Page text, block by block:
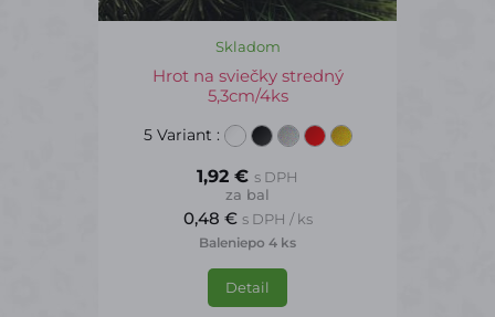
Skladom
Hrot na sviečky stredný
5,3cm/4ks
5 Variant :
1,92 € s DPH
za bal
0,48 € s DPH / ks
Baleniepo 4 ks
Detail